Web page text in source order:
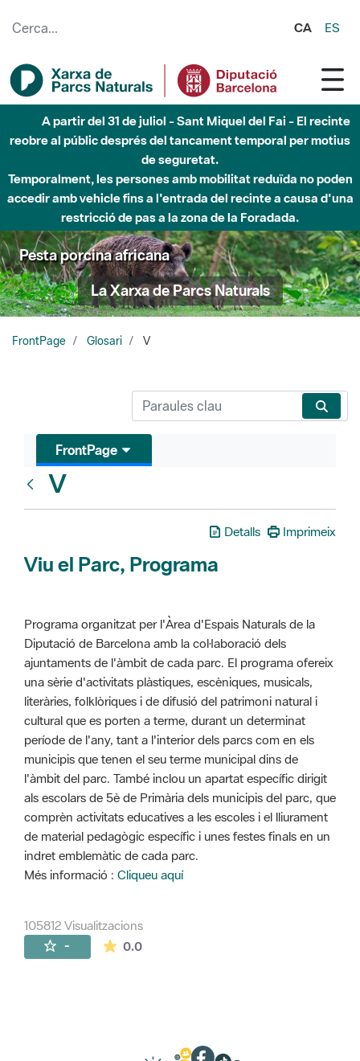
CA ES
A partir del 31 de juliol - Sant Miquel del Fai - El recinte
reobre al públic després del tancament temporal per motius
de seguretat.
Temporalment, les persones amb mobilitat reduïda no poden
accedir amb vehicle fins a l'entrada del recinte a causa d'una
restricció de pas a la zona de la Foradada.
Pesta porcina africana
La Xarxa de Parcs Naturals
FrontPage Glosari V
FrontPage
V
Detalls Imprimeix
Viu el Parc, Programa
Programa organitzat per l'Àrea d'Espais Naturals de la
Diputació de Barcelona amb la col·laboració dels
ajuntaments de l'àmbit de cada parc. El programa ofereix
una sèrie d'activitats plàstiques, escèniques, musicals,
literàries, folklòriques i de difusió del patrimoni natural i
cultural que es porten a terme, durant un determinat
període de l'any, tant a l'interior dels parcs com en els
municipis que tenen el seu terme municipal dins de
l'àmbit del parc. També inclou un apartat específic dirigit
als escolars de 5è de Primària dels municipis del parc, que
comprèn activitats educatives a les escoles i el lliurament
de material pedagògic específic i unes festes finals en un
indret emblemàtic de cada parc.
Més informació : Cliqueu aquí
105812 Visualitzacions
- 0.0La mitjana de les valoracions és de 0